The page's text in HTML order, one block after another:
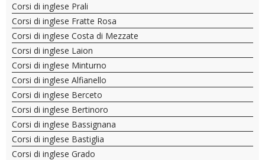
Corsi di inglese Prali
Corsi di inglese Fratte Rosa
Corsi di inglese Costa di Mezzate
Corsi di inglese Laion
Corsi di inglese Minturno
Corsi di inglese Alfianello
Corsi di inglese Berceto
Corsi di inglese Bertinoro
Corsi di inglese Bassignana
Corsi di inglese Bastiglia
Corsi di inglese Grado